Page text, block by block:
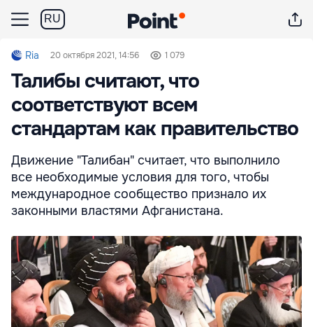
RU
Ria 20 октября 2021, 14:56 1 079
Талибы считают, что
соответствуют всем
стандартам как правительство
Движение "Талибан" считает, что выполнило
все необходимые условия для того, чтобы
международное сообщество признало их
законными властями Афганистана.